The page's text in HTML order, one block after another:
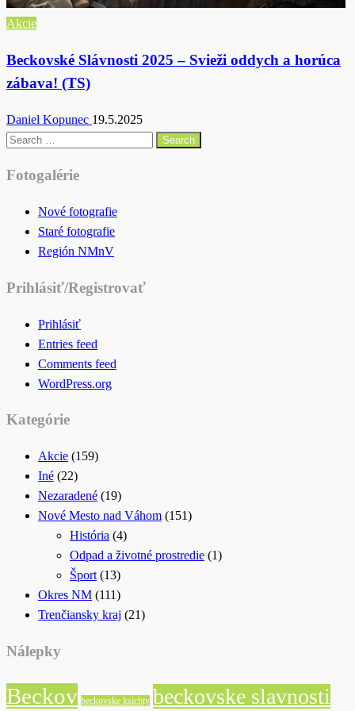
Akcie
Beckovské Slávnosti 2025 – Svieži oddych a horúca
zábava! (TS)
Daniel Kopunec 19.5.2025
Search
Fotogalérie
Nové fotografie
Staré fotografie
Región NMnV
Prihlásiť/Registrovať
Prihlásiť
Entries feed
Comments feed
WordPress.org
Kategórie
Akcie (159)
Iné (22)
Nezaradené (19)
Nové Mesto nad Váhom (151)
História (4)
Odpad a životné prostredie (1)
Šport (13)
Okres NM (111)
Trenčiansky kraj (21)
Nálepky
Beckov beckovske ksichty beckovske slavnosti